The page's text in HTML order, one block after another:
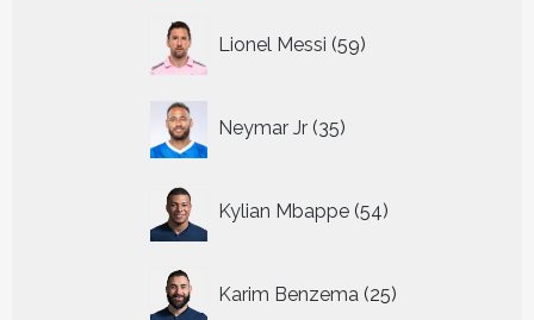
Lionel Messi 59
producten
Neymar Jr 35
producten
Kylian Mbappe 54
producten
Karim Benzema 25
producten